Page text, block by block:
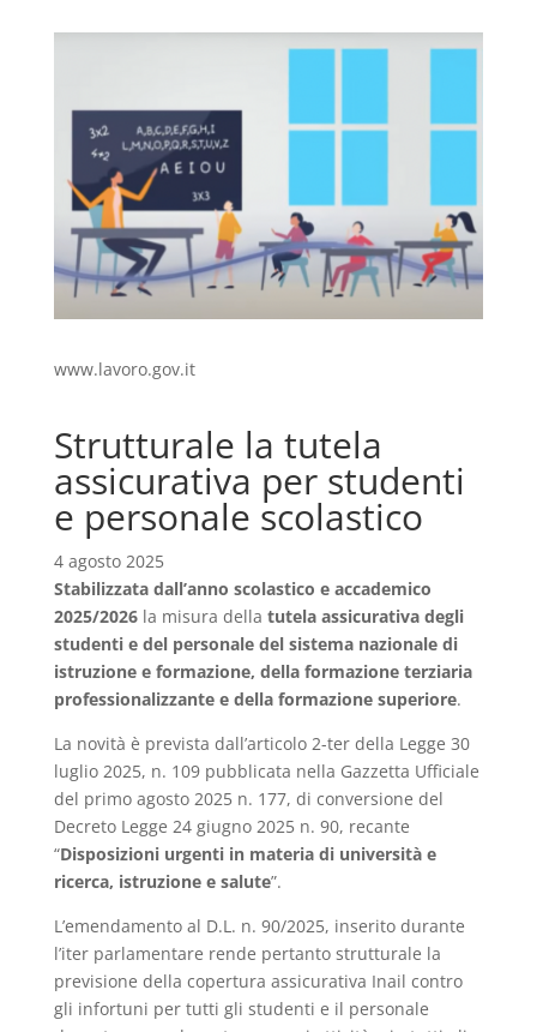
www.lavoro.gov.it
Strutturale la tutela
assicurativa per studenti
e personale scolastico
4 agosto 2025
Stabilizzata dall’anno scolastico e accademico
2025/2026la misura della tutela assicurativa degli
studenti e del personale del sistema nazionale di
istruzione e formazione, della formazione terziaria
professionalizzante e della formazione superiore.
La novità è prevista dall’articolo 2-ter della Legge 30
luglio 2025, n. 109 pubblicata nella Gazzetta Ufficiale
del primo agosto 2025 n. 177, di conversione del
Decreto Legge 24 giugno 2025 n. 90, recante
“Disposizioni urgenti in materia di università e
ricerca, istruzione e salute”.
L’emendamento al D.L. n. 90/2025, inserito durante
l’iter parlamentare rende pertanto strutturale la
previsione della copertura assicurativa Inail contro
gli infortuni per tutti gli studenti e il personale